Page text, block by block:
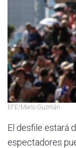
EFE/Mario Guzmán
El desfile estará
espectadores